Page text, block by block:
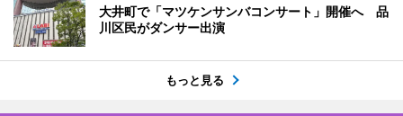
大井町で「マツケンサンバコンサート」開催へ 品
川区民がダンサー出演
もっと見る